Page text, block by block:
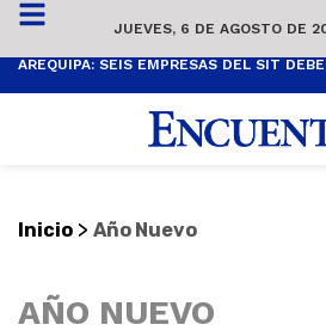
JUEVES, 6 DE AGOSTO DE
Inicio > Año Nuevo
AÑO NUEVO